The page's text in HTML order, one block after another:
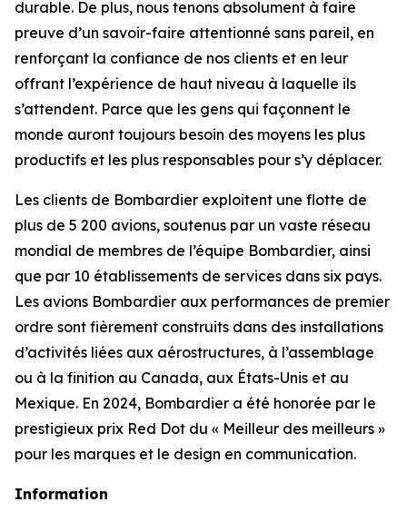
durable. De plus, nous tenons absolument à faire
preuve d’un savoir-faire attentionné sans pareil, en
renforçant la confiance de nos clients et en leur
offrant l’expérience de haut niveau à laquelle ils
s’attendent. Parce que les gens qui façonnent le
monde auront toujours besoin des moyens les plus
productifs et les plus responsables pour s’y déplacer.
Les clients de Bombardier exploitent une flotte de
plus de 5 200 avions, soutenus par un vaste réseau
mondial de membres de l’équipe Bombardier, ainsi
que par 10 établissements de services dans six pays.
Les avions Bombardier aux performances de premier
ordre sont fièrement construits dans des installations
d’activités liées aux aérostructures, à l’assemblage
ou à la finition au Canada, aux États-Unis et au
Mexique. En 2024, Bombardier a été honorée par le
prestigieux prix Red Dot du « Meilleur des meilleurs »
pour les marques et le design en communication.
Information